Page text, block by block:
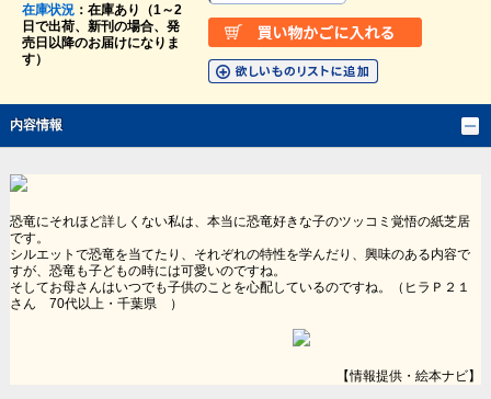
在庫状況：在庫あり（1～2
日で出荷、新刊の場合、発
売日以降のお届けになりま
す）
内容情報
恐竜にそれほど詳しくない私は、本当に恐竜好きな子のツッコミ覚悟の紙芝居
です。
シルエットで恐竜を当てたり、それぞれの特性を学んだり、興味のある内容で
すが、恐竜も子どもの時には可愛いのですね。
そしてお母さんはいつでも子供のことを心配しているのですね。（ヒラＰ２１
さん 70代以上・千葉県 ）
【情報提供・絵本ナビ】